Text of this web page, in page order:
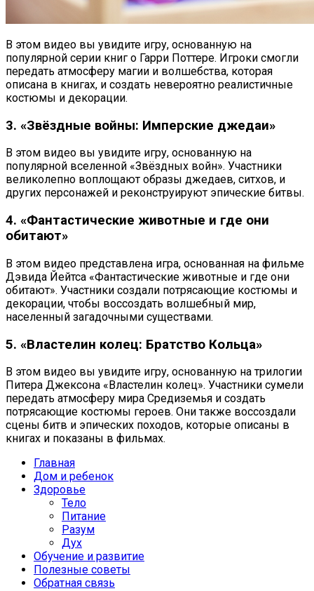
В этом видео вы увидите игру, основанную на
популярной серии книг о Гарри Поттере. Игроки смогли
передать атмосферу магии и волшебства, которая
описана в книгах, и создать невероятно реалистичные
костюмы и декорации.
3. «Звёздные войны: Имперские джедаи»
В этом видео вы увидите игру, основанную на
популярной вселенной «Звёздных войн». Участники
великолепно воплощают образы джедаев, ситхов, и
других персонажей и реконструируют эпические битвы.
4. «Фантастические животные и где они
обитают»
В этом видео представлена игра, основанная на фильме
Дэвида Йейтса «Фантастические животные и где они
обитают». Участники создали потрясающие костюмы и
декорации, чтобы воссоздать волшебный мир,
населенный загадочными существами.
5. «Властелин колец: Братство Кольца»
В этом видео вы увидите игру, основанную на трилогии
Питера Джексона «Властелин колец». Участники сумели
передать атмосферу мира Средиземья и создать
потрясающие костюмы героев. Они также воссоздали
сцены битв и эпических походов, которые описаны в
книгах и показаны в фильмах.
Главная
Дом и ребенок
Здоровье
Тело
Питание
Разум
Дух
Обучение и развитие
Полезные советы
Обратная связь